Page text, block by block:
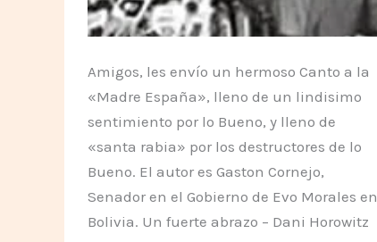
Amigos, les envío un hermoso Canto a la
«Madre España», lleno de un lindisimo
sentimiento por lo Bueno, y lleno de
«santa rabia» por los destructores de lo
Bueno. El autor es Gaston Cornejo,
Senador en el Gobierno de Evo Morales en
Bolivia. Un fuerte abrazo – Dani Horowitz